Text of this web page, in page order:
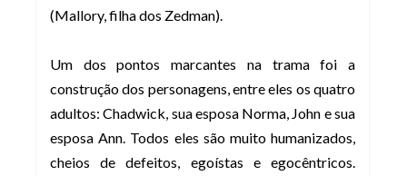
(Mallory, filha dos Zedman).
Um dos pontos marcantes na trama foi a
construção dos personagens, entre eles os quatro
adultos: Chadwick, sua esposa Norma, John e sua
esposa Ann. Todos eles são muito humanizados,
cheios de defeitos, egoístas e egocêntricos.